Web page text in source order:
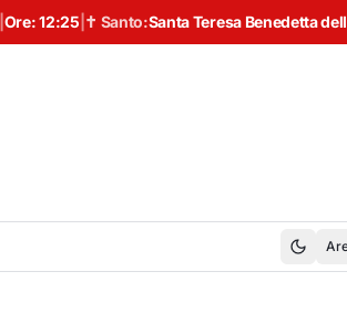
Ore:12:25 ✝ Santo:Santa Teresa Benedetta